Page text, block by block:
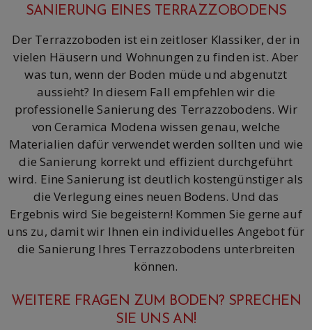
SANIERUNG EINES TERRAZZOBODENS
Der Terrazzoboden ist ein zeitloser Klassiker, der in
vielen Häusern und Wohnungen zu finden ist. Aber
was tun, wenn der Boden müde und abgenutzt
aussieht? In diesem Fall empfehlen wir die
professionelle Sanierung des Terrazzobodens. Wir
von Ceramica Modena wissen genau, welche
Materialien dafür verwendet werden sollten und wie
die Sanierung korrekt und effizient durchgeführt
wird. Eine Sanierung ist deutlich kostengünstiger als
die Verlegung eines neuen Bodens. Und das
Ergebnis wird Sie begeistern! Kommen Sie gerne auf
uns zu, damit wir Ihnen ein individuelles Angebot für
die Sanierung Ihres Terrazzobodens unterbreiten
können.
WEITERE FRAGEN ZUM BODEN? SPRECHEN
SIE UNS AN!